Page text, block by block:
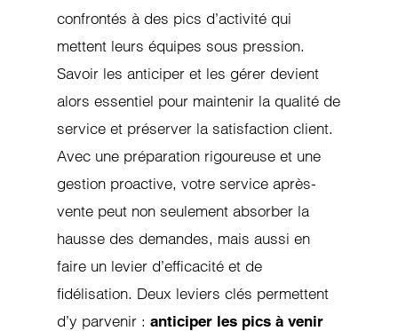
confrontés à des pics d’activité qui
mettent leurs équipes sous pression.
Savoir les anticiper et les gérer devient
alors essentiel pour maintenir la qualité de
service et préserver la satisfaction client.
Avec une préparation rigoureuse et une
gestion proactive, votre service après-
vente peut non seulement absorber la
hausse des demandes, mais aussi en
faire un levier d’efficacité et de
fidélisation. Deux leviers clés permettent
d’y parvenir :anticiper les pics à venir